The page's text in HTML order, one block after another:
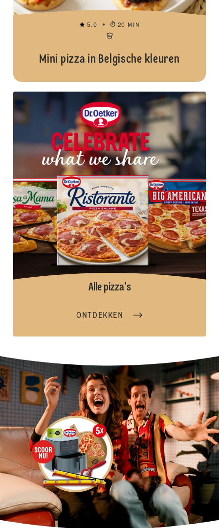
5.0 20 MIN
Mini pizza in Belgische kleuren
Alle pizza's
ONTDEKKEN